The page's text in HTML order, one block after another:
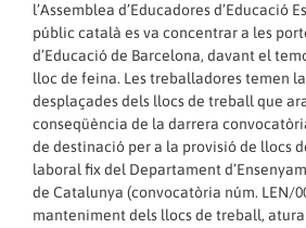
l’Assemblea d’Educadores d’Educació
públic català es va concentrar a les
d’Educació de Barcelona, davant el
lloc de feina. Les treballadores temen
desplaçades dels llocs de treball que
conseqüència de la darrera
de destinació per a la provisió de llocs
laboral fix del Departament
de Catalunya (convocatòria núm. LEN/
manteniment dels llocs de treball,